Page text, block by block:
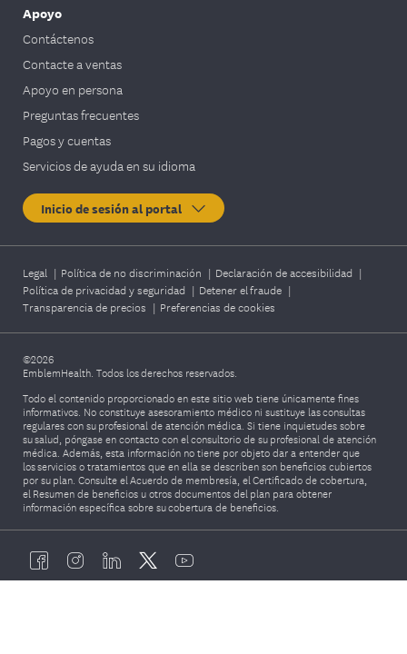
Apoyo
Contáctenos
Contacte a ventas
Apoyo en persona
Preguntas frecuentes
Pagos y cuentas
Servicios de ayuda en su idioma
Inicio de sesión al portal
Legal | Política de no discriminación | Declaración de accesibilidad |
Política de privacidad y seguridad | Detener el fraude |
Transparencia de precios | Preferencias de cookies
©2026
EmblemHealth. Todos los derechos reservados.
Todo el contenido proporcionado en este sitio web tiene únicamente fines
informativos. No constituye asesoramiento médico ni sustituye las consultas
regulares con su profesional de atención médica. Si tiene inquietudes sobre
su salud, póngase en contacto con el consultorio de su profesional de atención
médica. Además, esta información no tiene por objeto dar a entender que
los servicios o tratamientos que en ella se describen son beneficios cubiertos
por su plan. Consulte el Acuerdo de membresía, el Certificado de cobertura,
el Resumen de beneficios u otros documentos del plan para obtener
información específica sobre su cobertura de beneficios.